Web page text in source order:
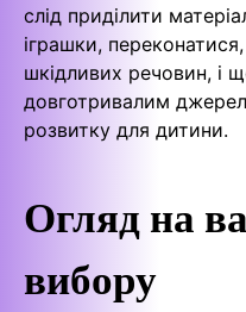
слід приділити
іграшки,
шкідливих речовин, і
довготривалим
розвитку для дитини.
Огляд на
вибору